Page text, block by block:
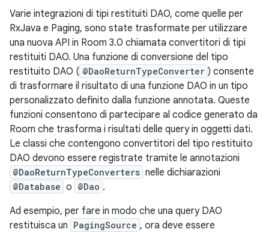
Varie integrazioni di tipi restituiti DAO, come quelle per
RxJava e Paging, sono state trasformate per utilizzare
una nuova API in Room 3.0 chiamata convertitori di tipi
restituiti DAO. Una funzione di conversione del tipo
restituito DAO ( @DaoReturnTypeConverter ) consente
di trasformare il risultato di una funzione DAO in un tipo
personalizzato definito dalla funzione annotata. Queste
funzioni consentono di partecipare al codice generato da
Room che trasforma i risultati delle query in oggetti dati.
Le classi che contengono convertitori del tipo restituito
DAO devono essere registrate tramite le annotazioni
@DaoReturnTypeConverters nelle dichiarazioni
@Database o @Dao .
Ad esempio, per fare in modo che una query DAO
restituisca un PagingSource , ora deve essere